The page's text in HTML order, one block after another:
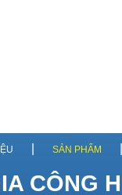
SẢN PHẨM
CÔNG